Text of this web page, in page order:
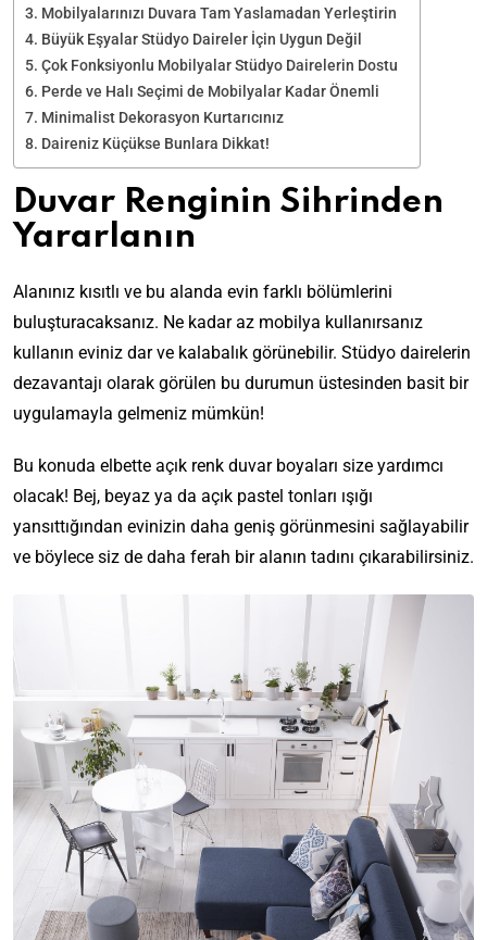
Mobilyalarınızı Duvara Tam Yaslamadan Yerleştirin
Büyük Eşyalar Stüdyo Daireler İçin Uygun Değil
Çok Fonksiyonlu Mobilyalar Stüdyo Dairelerin Dostu
Perde ve Halı Seçimi de Mobilyalar Kadar Önemli
Minimalist Dekorasyon Kurtarıcınız
Daireniz Küçükse Bunlara Dikkat!
Duvar Renginin Sihrinden
Yararlanın
Alanınız kısıtlı ve bu alanda evin farklı bölümlerini
buluşturacaksanız. Ne kadar az mobilya kullanırsanız
kullanın eviniz dar ve kalabalık görünebilir. Stüdyo dairelerin
dezavantajı olarak görülen bu durumun üstesinden basit bir
uygulamayla gelmeniz mümkün!
Bu konuda elbette açık renk duvar boyaları size yardımcı
olacak! Bej, beyaz ya da açık pastel tonları ışığı
yansıttığından evinizin daha geniş görünmesini sağlayabilir
ve böylece siz de daha ferah bir alanın tadını çıkarabilirsiniz.